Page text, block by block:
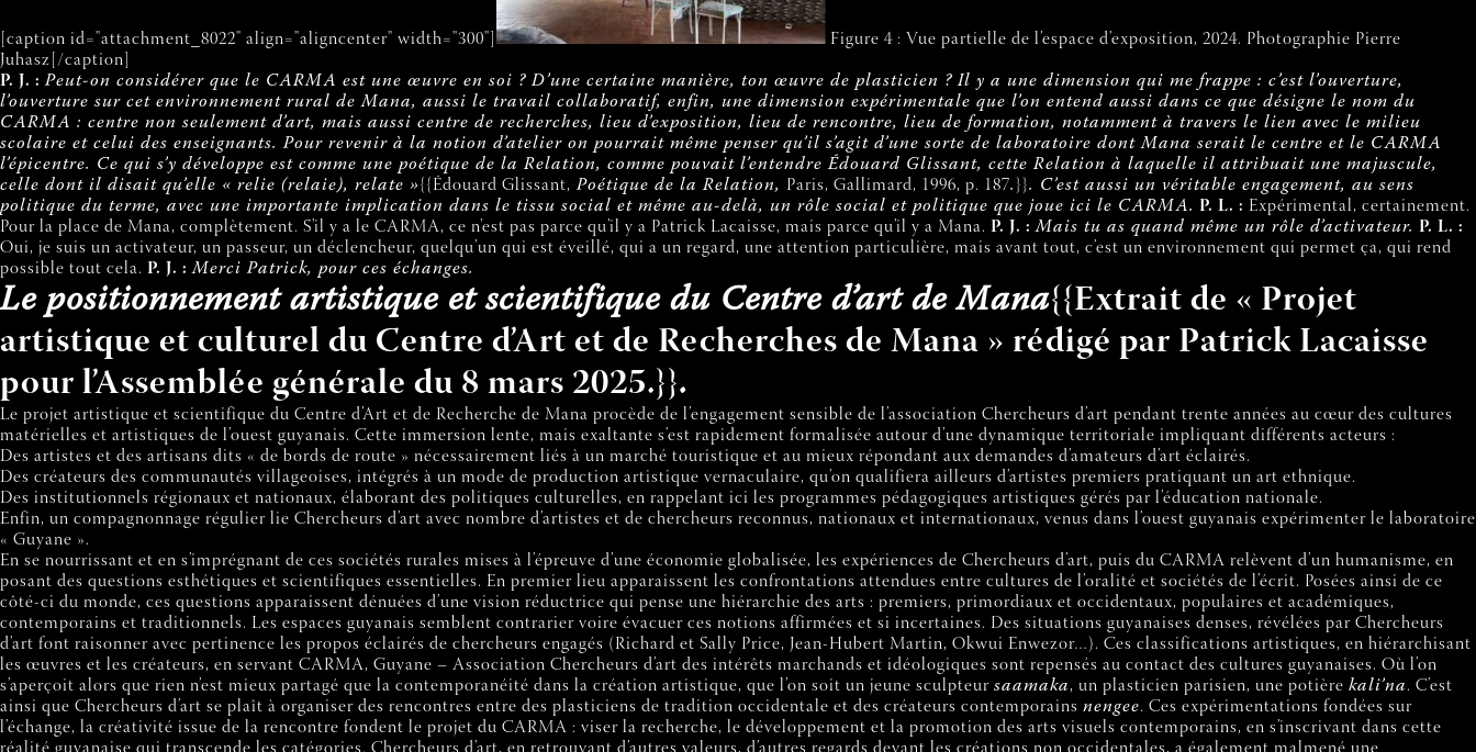
[caption id="attachment_8022" align="aligncenter" width="300"]
Figure 4 : Vue partielle de l’espace d’exposition, 2024. Photographie Pierre
Juhasz[/caption]
P. J. : Peut-on considérer que le CARMA est une œuvre en soi ? D’une certaine manière, ton œuvre de plasticien ? Il y a une dimension qui me frappe : c’est l’ouverture,
l’ouverture sur cet environnement rural de Mana, aussi le travail collaboratif, enfin, une dimension expérimentale que l’on entend aussi dans ce que désigne le nom du
CARMA : centre non seulement d’art, mais aussi centre de recherches, lieu d’exposition, lieu de rencontre, lieu de formation, notamment à travers le lien avec le milieu
scolaire et celui des enseignants. Pour revenir à la notion d’atelier on pourrait même penser qu’il s’agit d’une sorte de laboratoire dont Mana serait le centre et le CARMA
l’épicentre. Ce qui s’y développe est comme une poétique de la Relation, comme pouvait l’entendre Édouard Glissant, cette Relation à laquelle il attribuait une majuscule,
celle dont il disait qu’elle « relie (relaie), relate »{{Édouard Glissant, Poétique de la Relation, Paris, Gallimard, 1996, p. 187. }}. C’est aussi un véritable engagement, au sens
politique du terme, avec une importante implication dans le tissu social et même au-delà, un rôle social et politique que joue ici le CARMA. P. L. : Expérimental, certainement.
Pour la place de Mana, complètement. S’il y a le CARMA, ce n’est pas parce qu’il y a Patrick Lacaisse, mais parce qu’il y a Mana. P. J. : Mais tu as quand même un rôle d’activateur. P. L. :
Oui, je suis un activateur, un passeur, un déclencheur, quelqu’un qui est éveillé, qui a un regard, une attention particulière, mais avant tout, c’est un environnement qui permet ça, qui rend
possible tout cela. P. J. : Merci Patrick, pour ces échanges.
Le positionnement artistique et scientifique du Centre d’art de Mana{{Extrait de « Projet
artistique et culturel du Centre d’Art et de Recherches de Mana » rédigé par Patrick Lacaisse
pour l’Assemblée générale du 8 mars 2025.}}.
Le projet artistique et scientifique du Centre d’Art et de Recherche de Mana procède de l’engagement sensible de l’association Chercheurs d’art pendant trente années au cœur des cultures
matérielles et artistiques de l’ouest guyanais. Cette immersion lente, mais exaltante s’est rapidement formalisée autour d’une dynamique territoriale impliquant différents acteurs :
Des artistes et des artisans dits « de bords de route » nécessairement liés à un marché touristique et au mieux répondant aux demandes d’amateurs d’art éclairés.
Des créateurs des communautés villageoises, intégrés à un mode de production artistique vernaculaire, qu’on qualifiera ailleurs d’artistes premiers pratiquant un art ethnique.
Des institutionnels régionaux et nationaux, élaborant des politiques culturelles, en rappelant ici les programmes pédagogiques artistiques gérés par l’éducation nationale.
Enfin, un compagnonnage régulier lie Chercheurs d’art avec nombre d’artistes et de chercheurs reconnus, nationaux et internationaux, venus dans l’ouest guyanais expérimenter le laboratoire
« Guyane ».
En se nourrissant et en s’imprégnant de ces sociétés rurales mises à l’épreuve d’une économie globalisée, les expériences de Chercheurs d’art, puis du CARMA relèvent d’un humanisme, en
posant des questions esthétiques et scientifiques essentielles. En premier lieu apparaissent les confrontations attendues entre cultures de l’oralité et sociétés de l’écrit. Posées ainsi de ce
côté-ci du monde, ces questions apparaissent dénuées d’une vision réductrice qui pense une hiérarchie des arts : premiers, primordiaux et occidentaux, populaires et académiques,
contemporains et traditionnels. Les espaces guyanais semblent contrarier voire évacuer ces notions affirmées et si incertaines. Des situations guyanaises denses, révélées par Chercheurs
d’art font raisonner avec pertinence les propos éclairés de chercheurs engagés (Richard et Sally Price, Jean-Hubert Martin, Okwui Enwezor…). Ces classifications artistiques, en hiérarchisant
les œuvres et les créateurs, en servant CARMA, Guyane – Association Chercheurs d’art des intérêts marchands et idéologiques sont repensés au contact des cultures guyanaises. Où l’on
s’aperçoit alors que rien n’est mieux partagé que la contemporanéité dans la création artistique, que l’on soit un jeune sculpteur saamaka, un plasticien parisien, une potière kali’na. C’est
ainsi que Chercheurs d’art se plaît à organiser des rencontres entre des plasticiens de tradition occidentale et des créateurs contemporains nengee. Ces expérimentations fondées sur
l’échange, la créativité issue de la rencontre fondent le projet du CARMA : viser la recherche, le développement et la promotion des arts visuels contemporains, en s’inscrivant dans cette